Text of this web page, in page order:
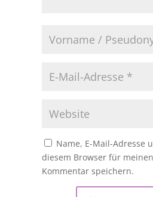
Name, E-Mail-Adresse
diesem Browser für
Kommentar speichern.